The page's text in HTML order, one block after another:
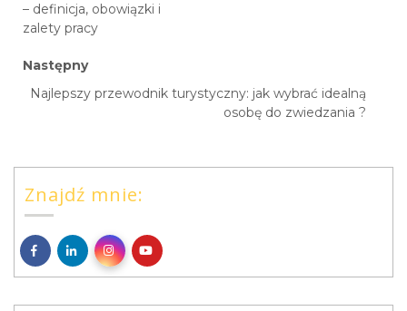
– definicja, obowiązki i
zalety pracy
Następny
Najlepszy przewodnik turystyczny: jak wybrać idealną
osobę do zwiedzania ?
Znajdź mnie: